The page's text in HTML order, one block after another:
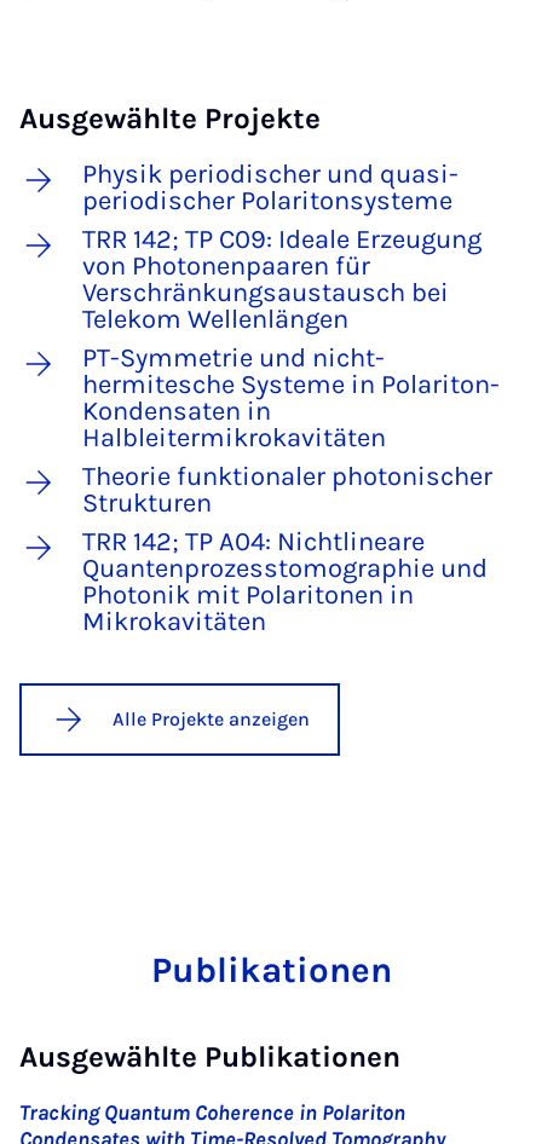
Ausgewählte Projekte
Physik periodischer und quasi-
periodischer Polaritonsysteme
TRR 142; TP C09: Ideale Erzeugung
von Photonenpaaren für
Verschränkungsaustausch bei
Telekom Wellenlängen
PT-Symmetrie und nicht-
hermitesche Systeme in Polariton-
Kondensaten in
Halbleitermikrokavitäten
Theorie funktionaler photonischer
Strukturen
TRR 142; TP A04: Nichtlineare
Quantenprozesstomographie und
Photonik mit Polaritonen in
Mikrokavitäten
Alle Projekte anzeigen
Publikationen
Ausgewählte Publikationen
Tracking Quantum Coherence in Polariton